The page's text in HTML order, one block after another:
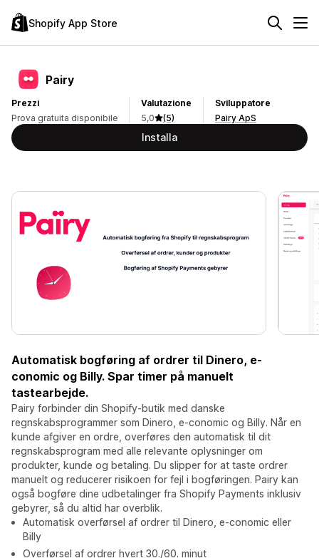
Shopify App Store
Pairy
Prezzi
Prova gratuita disponibile
Valutazione
5,0
(5)
Sviluppatore
Pairy ApS
Installa
Automatisk bogføring af ordrer til Dinero, e-
conomic og Billy. Spar timer på manuelt
tastearbejde.
Pairy forbinder din Shopify-butik med danske
regnskabsprogrammer som Dinero, e-conomic og Billy. Når en
kunde afgiver en ordre, overføres den automatisk til dit
regnskabsprogram med alle relevante oplysninger om
produkter, kunde og betaling. Du slipper for at taste ordrer
manuelt og reducerer risikoen for fejl i bogføringen. Pairy kan
også bogføre dine udbetalinger fra Shopify Payments inklusiv
gebyrer, så du altid har overblik.
Automatisk overførsel af ordrer til Dinero, e-conomic eller
Billy
Overførsel af ordrer hvert 30./60. minut